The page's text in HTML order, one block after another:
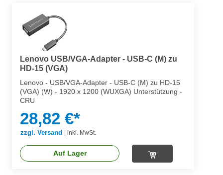
Lenovo USB/VGA-Adapter - USB-C (M) zu
HD-15 (VGA)
Lenovo - USB/VGA-Adapter - USB-C (M) zu HD-15
(VGA) (W) - 1920 x 1200 (WUXGA) Unterstützung -
CRU
28,82 €*
zzgl. Versand | inkl. MwSt.
Auf Lager